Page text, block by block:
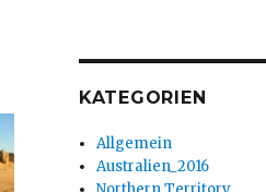
KATEGORIEN
Allgemein
Australien_2016